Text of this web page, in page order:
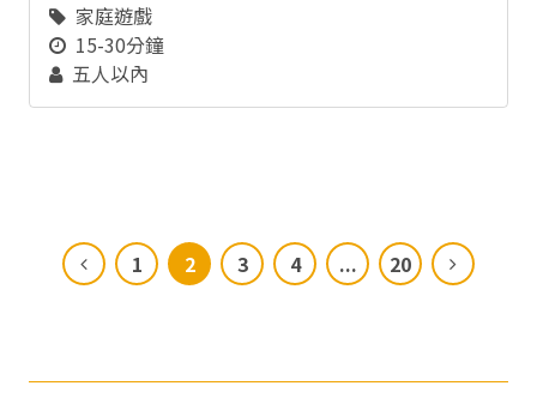
家庭遊戲
15-30分鐘
五人以內
1 2 3 4 ... 20